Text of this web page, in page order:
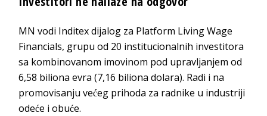
MN vodi Inditex dijalog za Platform Living Wage
Financials, grupu od 20 institucionalnih investitora
sa kombinovanom imovinom pod upravljanjem od
6,58 biliona evra (7,16 biliona dolara). Radi i na
promovisanju većeg prihoda za radnike u industriji
odeće i obuće.